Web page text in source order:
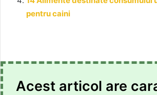
pentru caini
Acest articol are